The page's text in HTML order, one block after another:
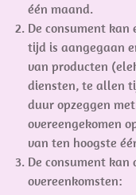
één maand.
De consument kan
tijd is aangegaan
van producten
diensten, te allen
duur opzeggen
overeengekomen
van ten hoogste
De consument kan
overeenkomsten: